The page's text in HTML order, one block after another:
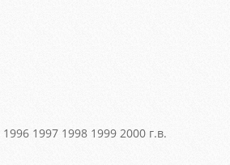
1997 1998 1999 2000 г.в.